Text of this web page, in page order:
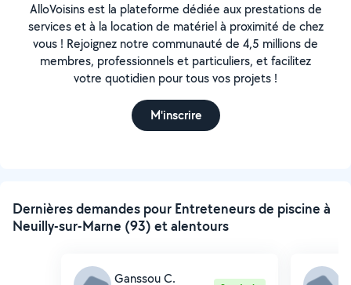
AlloVoisins est la plateforme dédiée aux prestations de
services et à la location de matériel à proximité de chez
vous ! Rejoignez notre communauté de 4,5 millions de
membres, professionnels et particuliers, et facilitez
votre quotidien pour tous vos projets !
M'inscrire
Dernières demandes pour Entreteneurs de piscine à
Neuilly-sur-Marne (93) et alentours
Ganssou C.